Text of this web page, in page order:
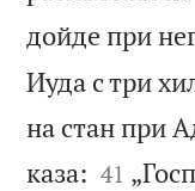
дойде при
Иуда с три
на стан при
каза: 

41